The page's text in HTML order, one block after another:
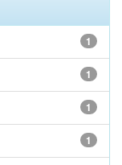
1
1
1
1